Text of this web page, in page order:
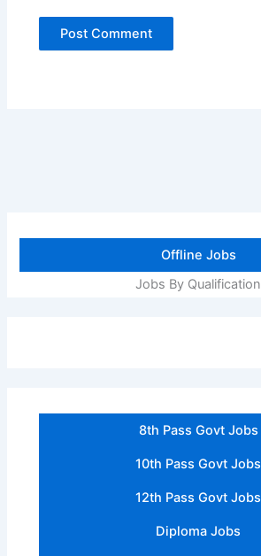
Offline Jobs
Jobs By Qualification
8th Pass Govt Jobs
10th Pass Govt Jobs
12th Pass Govt Jobs
Diploma Jobs